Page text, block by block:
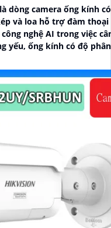
là dòng camera ống kính
và loa hỗ trợ đàm thoại
nghệ AI trong việc
yếu, ống kính có độ